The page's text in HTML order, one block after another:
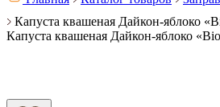
Капуста квашеная Дайкон-яблоко
Капуста квашеная Дайкон-яблоко